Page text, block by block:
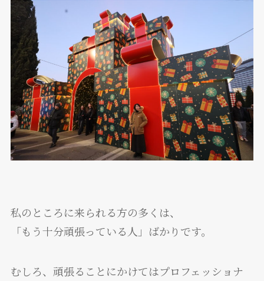
私のところに来られる方の多くは、
「もう十分頑張っている人」ばかりです。
むしろ、頑張ることにかけてはプロフェッショナ